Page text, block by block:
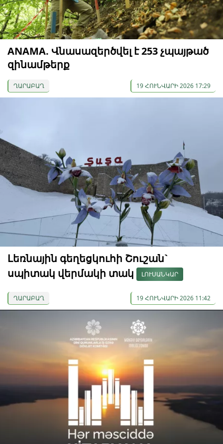
ANAMA. Վնասազերծվել է 253 չպայթած
զինամթերք
ՂԱՐԱԲԱՂ 19 ՀՈՒՆՎԱՐԻ 2026 17:29
Լեռնային գեղեցկուհի Շուշան`
սպիտակ վերմակի տակ
ԼՈՒՍԱՆԿԱՐ
ՂԱՐԱԲԱՂ 19 ՀՈՒՆՎԱՐԻ 2026 11:42